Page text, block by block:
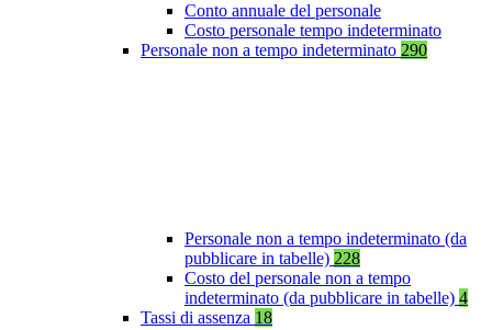
Conto annuale del personale
Costo personale tempo indeterminato
Personale non a tempo indeterminato 290
Personale non a tempo indeterminato (da
pubblicare in tabelle) 228
Costo del personale non a tempo
indeterminato (da pubblicare in tabelle) 4
Tassi di assenza 18